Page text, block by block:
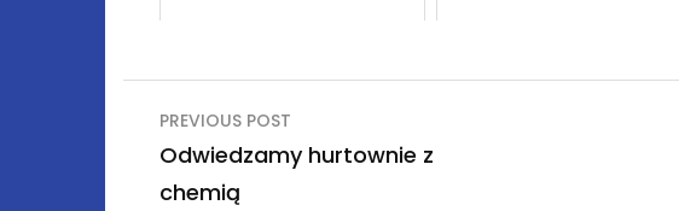
Nawigacja
wpisu
PREVIOUS POST
Odwiedzamy hurtownie z
chemią